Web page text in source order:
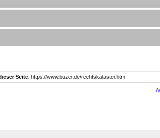
Seite: https://www.buzer.de/rechtskataster.htm